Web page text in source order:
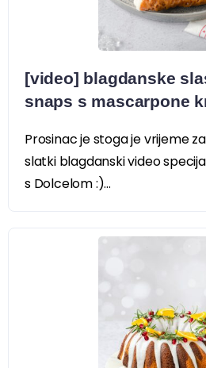
[video] blagdanske
snaps s mascarpone
Prosinac je stoga je vrijeme
slatki blagdanski video
s Dolcelom :)...